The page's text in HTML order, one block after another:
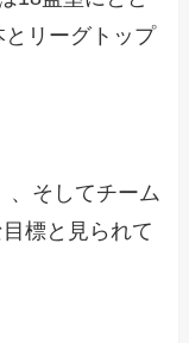
とリーグトップ
、そしてチーム
標と見られて